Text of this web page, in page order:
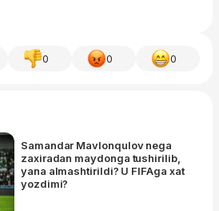
0 0 0
Samandar Mavlonqulov nega
zaxiradan maydonga tushirilib,
yana almashtirildi? U FIFAga xat
yozdimi?